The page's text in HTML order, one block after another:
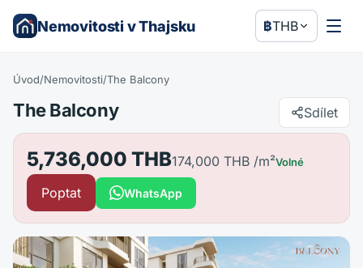
Nemovitosti v Thajsku ฿THB
Úvod/Nemovitosti/The Balcony
The Balcony Sdílet
5,736,000 THB174,000 THB /m²Volné
Poptat WhatsApp